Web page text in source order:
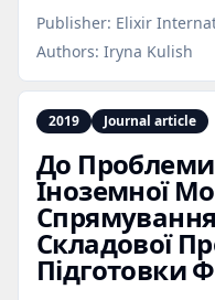
Publisher: Elixir
Authors: Iryna Kulish
2019 Journal article
Дo
Іноземної
Складової
Підготовки